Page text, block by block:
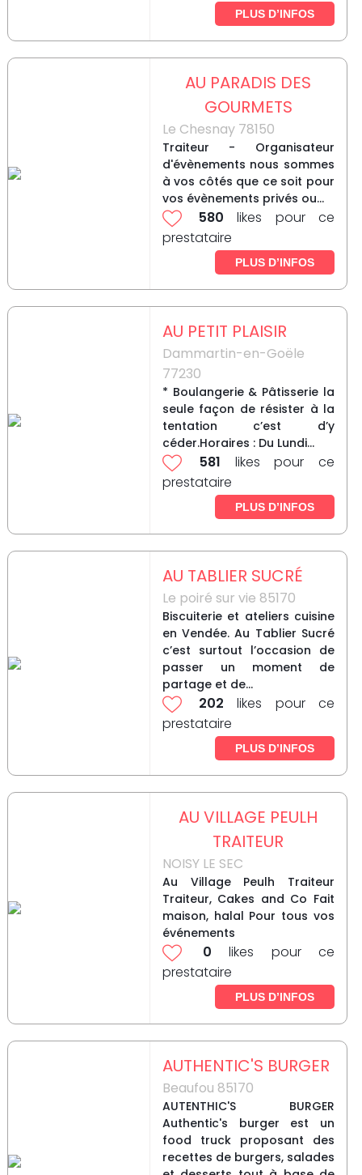
PLUS D’INFOS
AU PARADIS DES
GOURMETS
Le Chesnay 78150
Traiteur - Organisateur
d'évènements nous sommes
à vos côtés que ce soit pour
vos évènements privés ou...
580 likes pour ce
prestataire
PLUS D’INFOS
AU PETIT PLAISIR
Dammartin-en-Goële
77230
* Boulangerie & Pâtisserie la
seule façon de résister à la
tentation c’est d’y
céder.Horaires : Du Lundi...
581 likes pour ce
prestataire
PLUS D’INFOS
AU TABLIER SUCRÉ
Le poiré sur vie 85170
Biscuiterie et ateliers cuisine
en Vendée. Au Tablier Sucré
c’est surtout l’occasion de
passer un moment de
partage et de...
202 likes pour ce
prestataire
PLUS D’INFOS
AU VILLAGE PEULH
TRAITEUR
NOISY LE SEC
Au Village Peulh Traiteur
Traiteur, Cakes and Co Fait
maison, halal Pour tous vos
événements
0 likes pour ce
prestataire
PLUS D’INFOS
AUTHENTIC'S BURGER
Beaufou 85170
AUTENTHIC'S BURGER
Authentic's burger est un
food truck proposant des
recettes de burgers, salades